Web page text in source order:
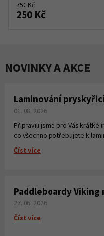
750 Kč
250 Kč
NOVINKY A AKCE
Laminování
01. 08. 2026
Připravili jsme pro Vás krátké
co všechno potřebujete k
Číst více
Paddleboardy Viking
27. 06. 2026
Číst více